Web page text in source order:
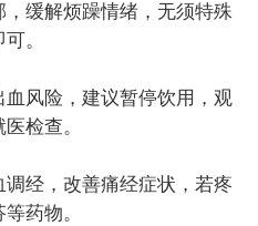
缓解烦躁情绪，无须特殊
。
风险，建议暂停饮用，观
检查。
经，改善痛经症状，若疼
药物。